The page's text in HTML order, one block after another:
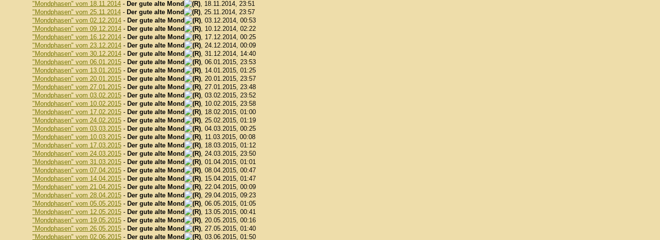
"Mondphasen" vom 18.11.2014 - Der gute alte Mond
, 18.11.2014, 23:51
"Mondphasen" vom 25.11.2014 - Der gute alte Mond
, 25.11.2014, 23:57
"Mondphasen" vom 02.12.2014 - Der gute alte Mond
, 03.12.2014, 00:53
"Mondphasen" vom 09.12.2014 - Der gute alte Mond
, 10.12.2014, 02:22
"Mondphasen" vom 16.12.2014 - Der gute alte Mond
, 17.12.2014, 00:25
"Mondphasen" vom 23.12.2014 - Der gute alte Mond
, 24.12.2014, 00:09
"Mondphasen" vom 30.12.2014 - Der gute alte Mond
, 31.12.2014, 14:40
"Mondphasen" vom 06.01.2015 - Der gute alte Mond
, 06.01.2015, 23:53
"Mondphasen" vom 13.01.2015 - Der gute alte Mond
, 14.01.2015, 01:25
"Mondphasen" vom 20.01.2015 - Der gute alte Mond
, 20.01.2015, 23:57
"Mondphasen" vom 27.01.2015 - Der gute alte Mond
, 27.01.2015, 23:48
"Mondphasen" vom 03.02.2015 - Der gute alte Mond
, 03.02.2015, 23:52
"Mondphasen" vom 10.02.2015 - Der gute alte Mond
, 10.02.2015, 23:58
"Mondphasen" vom 17.02.2015 - Der gute alte Mond
, 18.02.2015, 01:00
"Mondphasen" vom 24.02.2015 - Der gute alte Mond
, 25.02.2015, 01:19
"Mondphasen" vom 03.03.2015 - Der gute alte Mond
, 04.03.2015, 00:25
"Mondphasen" vom 10.03.2015 - Der gute alte Mond
, 11.03.2015, 00:08
"Mondphasen" vom 17.03.2015 - Der gute alte Mond
, 18.03.2015, 01:12
"Mondphasen" vom 24.03.2015 - Der gute alte Mond
, 24.03.2015, 23:50
"Mondphasen" vom 31.03.2015 - Der gute alte Mond
, 01.04.2015, 01:01
"Mondphasen" vom 07.04.2015 - Der gute alte Mond
, 08.04.2015, 00:47
"Mondphasen" vom 14.04.2015 - Der gute alte Mond
, 15.04.2015, 01:47
"Mondphasen" vom 21.04.2015 - Der gute alte Mond
, 22.04.2015, 00:09
"Mondphasen" vom 28.04.2015 - Der gute alte Mond
, 29.04.2015, 09:23
"Mondphasen" vom 05.05.2015 - Der gute alte Mond
, 06.05.2015, 01:05
"Mondphasen" vom 12.05.2015 - Der gute alte Mond
, 13.05.2015, 00:41
"Mondphasen" vom 19.05.2015 - Der gute alte Mond
, 20.05.2015, 00:16
"Mondphasen" vom 26.05.2015 - Der gute alte Mond
, 27.05.2015, 01:40
"Mondphasen" vom 02.06.2015 - Der gute alte Mond , 03.06.2015, 01:50